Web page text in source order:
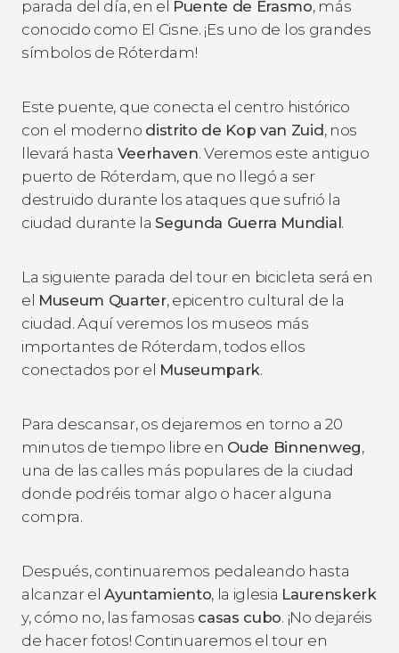
parada del día, en el Puente de Erasmo, más
conocido como El Cisne. ¡Es uno de los grandes
símbolos de Róterdam!
Este puente, que conecta el centro histórico
con el moderno distrito de Kop van Zuid, nos
llevará hasta Veerhaven. Veremos este antiguo
puerto de Róterdam, que no llegó a ser
destruido durante los ataques que sufrió la
ciudad durante la Segunda Guerra Mundial.
La siguiente parada del tour en bicicleta será en
el Museum Quarter, epicentro cultural de la
ciudad. Aquí veremos los museos más
importantes de Róterdam, todos ellos
conectados por el Museumpark.
Para descansar, os dejaremos en torno a 20
minutos de tiempo libre en Oude Binnenweg,
una de las calles más populares de la ciudad
donde podréis tomar algo o hacer alguna
compra.
Después, continuaremos pedaleando hasta
alcanzar elAyuntamiento, la iglesia Laurenskerk
y, cómo no, las famosas casas cubo. ¡No dejaréis
de hacer fotos! Continuaremos el tour en